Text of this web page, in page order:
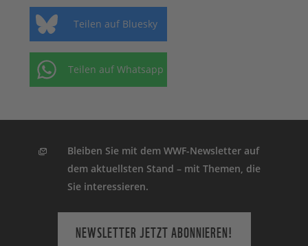
Teilen auf Bluesky
Teilen auf Whatsapp
Bleiben Sie mit dem WWF-Newsletter auf
dem aktuellsten Stand – mit Themen, die
Sie interessieren.
NEWSLETTER JETZT ABONNIEREN!